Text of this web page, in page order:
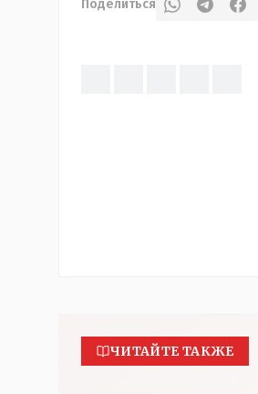
Поделиться
ЧИТАЙТЕ ТАКЖЕ